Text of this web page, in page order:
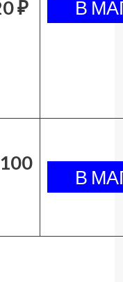
₽